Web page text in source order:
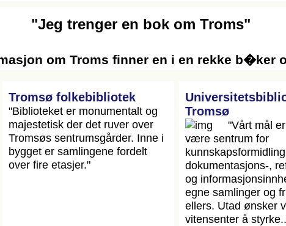
"Jeg trenger en bok om Troms"
om Troms finner en i en rekke b�ker
Tromsø folkebibliotek
"Biblioteket er monumentalt og
majestetisk der det ruver over
Tromsøs sentrumsgårder. Inne i
bygget er samlingene fordelt
over fire etasjer."
Tromsø
"Vårt mål
være sentrum for
dokumentasjons-,
og
egne samlinger og
ellers. Utad ønsker
vitensenter å